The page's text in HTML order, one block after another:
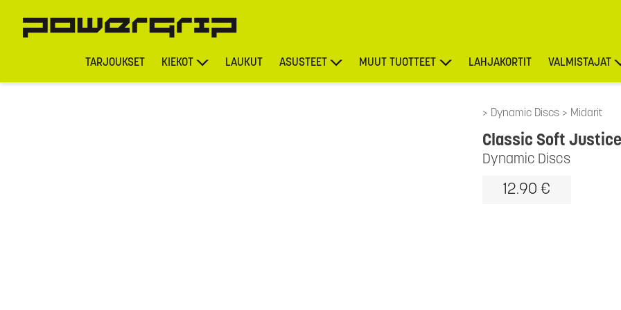
TARJOUKSET KIEKOT LAUKUT ASUSTEET MUUT TUOTTEET LAHJAKORTIT VALMISTAJAT
Dynamic Discs Midarit
Dynamic Discs
Classic Soft Justice
12.90 €